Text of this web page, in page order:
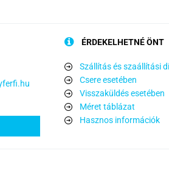
ÉRDEKELHETNÉ ÖNT
Szállítás és szaállítási
Csere esetében
Visszaküldés esetében
Méret táblázat
Hasznos információk